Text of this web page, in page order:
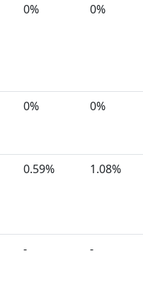
0% 0%
0% 0%
0.59% 1.08%
- -